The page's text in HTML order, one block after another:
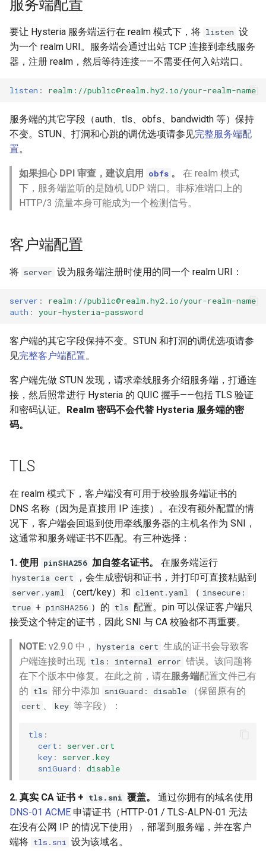
服务端配置
要让 Hysteria 服务端运行在 realm 模式下，将 listen 设
为一个 realm URI。服务端会通过出站 TCP 连接到牵线服务
器，注册 realm，然后等待连接——不需要任何入站端口。
listen : realm://public@realm.hy2.io/your-realm-name
服务端的其它字段（auth、tls、obfs、bandwidth 等）保持
不变。STUN、打洞和心跳的调优选项请参见完整服务端配
置。
如果担心 DPI 审查，建议启用 obfs 。
在 realm 模式
下，服务端监听的是随机 UDP 端口。非标准端口上的
HTTP/3 流量本身可能成为一个检测信号。
客户端配置
将 server 设为服务端注册时使用的同一个 realm URI：
server : realm://public@realm.hy2.io/your-realm-name
auth : your-hysteria-password
客户端的其它字段保持不变。STUN 和打洞的调优选项请参
见完整客户端配置。
客户端先做 STUN 发现，请求牵线服务介绍服务端，打通连
接，然后照常进行 Hysteria 的 QUIC 握手——包括 TLS 验证
和密码认证。 Realm 密码不会代替 Hysteria 服务端的密
码。
TLS
在 realm 模式下，客户端没有可用于校验服务端证书的
DNS 名称（因为是直接用 IP 连接）。在没有额外配置的情
况下，客户端会回退到使用牵线服务器的主机名作为 SNI，
这通常和服务端证书不匹配。有三种选择：
1. 使用 pinSHA256 加自签名证书。 在服务端运行
hysteria cert ，会生成密钥和证书，并打印可直接粘贴到
server.yaml （cert/key）和 client.yaml （ insecure:
true + pinSHA256 ）的 tls 配置。pin 可以保证客户端只
接受这个特定的证书，因此 SNI 与 CA 校验都不再重要。
NOTE: v2.9.0 中， hysteria cert 生成的证书会导致客
户端连接时出现 tls: internal error 错误。该问题将
在下个版本中修复。在此之前，请在服务端配置文件已有
的 tls 部分中添加 sniGuard: disable （保留原有的
cert 、 key 等字段）：
tls :
cert :
server.crt
key :
server.key
sniGuard : disable
2. 真实 CA 证书 + tls.sni 覆盖。
通过你拥有的域名使用
DNS-01 ACME 申请证书（HTTP-01 / TLS-ALPN-01 无法
在没有公网 IP 的情况下使用），部署到服务端，并在客户
端将 tls.sni 设为该域名。